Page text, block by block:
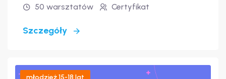
50 warsztatów Certyfikat
Szczegóły